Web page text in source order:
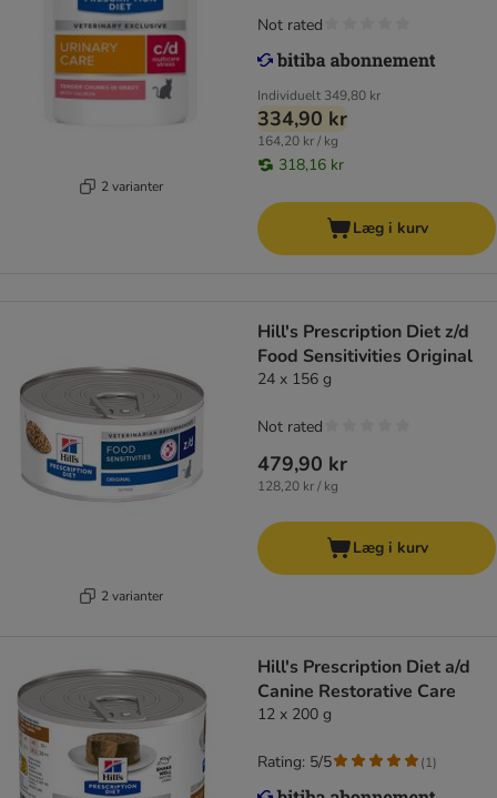
2 varianter
Individuelt 349,80 kr
334,90 kr
164,20 kr / kg
318,16 kr
Not rated
Læg i kurv
2 varianter
Hill's Prescription Diet z/d
Food Sensitivities Original
24 x 156 g
479,90 kr
128,20 kr / kg
Not rated
Læg i kurv
Hill's Prescription Diet a/d
Canine Restorative Care
12 x 200 g
Rating: 5/5 (1)